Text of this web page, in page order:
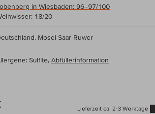
in Wiesbaden: 96–97/100
18/20
Mosel Saar Ruwer
Sulfite, Abfüllerinformation
Lieferzeit ca. 2-3 Werktage